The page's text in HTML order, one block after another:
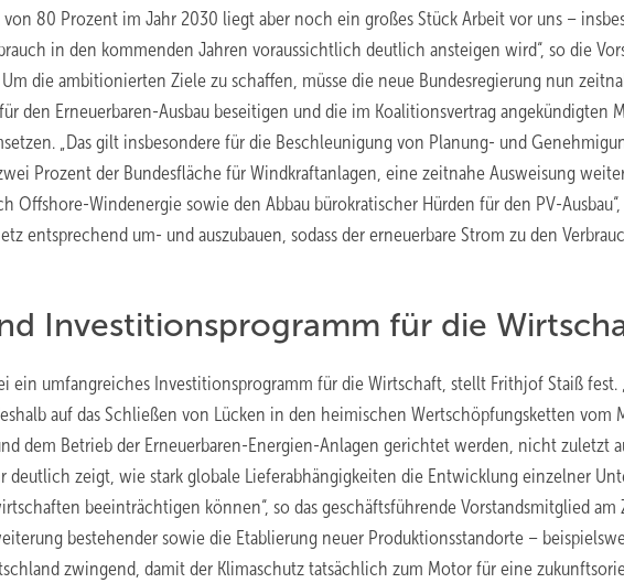
80 Prozent im Jahr 2030 liegt aber noch ein großes Stück Arbeit vor uns –
in den kommenden Jahren voraussichtlich deutlich ansteigen wird“, so die
die ambitionierten Ziele zu schaffen, müsse die neue Bundesregierung nun
den Erneuerbaren-Ausbau beseitigen und die im Koalitionsvertrag angekündigten
„Das gilt insbesondere für die Beschleunigung von Planung- und
Prozent der Bundesfläche für Windkraftanlagen, eine zeitnahe Ausweisung
Offshore-Windenergie sowie den Abbau bürokratischer Hürden für den PV-Ausbau“,
entsprechend um- und auszubauen, sodass der erneuerbare Strom zu den
Investitionsprogramm für die
ein umfangreiches Investitionsprogramm für die Wirtschaft, stellt Frithjof Staiß fest.
auf das Schließen von Lücken in den heimischen Wertschöpfungsketten vom
dem Betrieb der Erneuerbaren-Energien-Anlagen gerichtet werden, nicht zuletzt
deutlich zeigt, wie stark globale Lieferabhängigkeiten die Entwicklung einzelner
beeinträchtigen können“, so das geschäftsführende Vorstandsmitglied am
bestehender sowie die Etablierung neuer Produktionsstandorte –
zwingend, damit der Klimaschutz tatsächlich zum Motor für eine